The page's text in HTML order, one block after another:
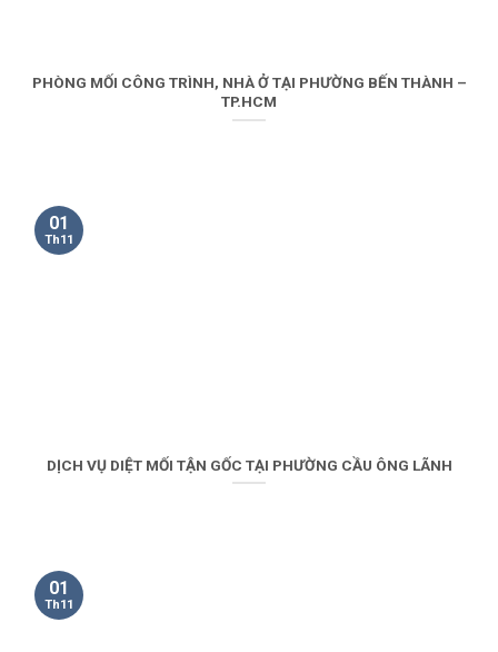
PHÒNG MỐI CÔNG TRÌNH, NHÀ Ở TẠI PHƯỜNG BẾN THÀNH –
TP.HCM
DỊCH VỤ DIỆT MỐI TẬN GỐC TẠI PHƯỜNG CẦU ÔNG LÃNH
01
Th11
01
Th11